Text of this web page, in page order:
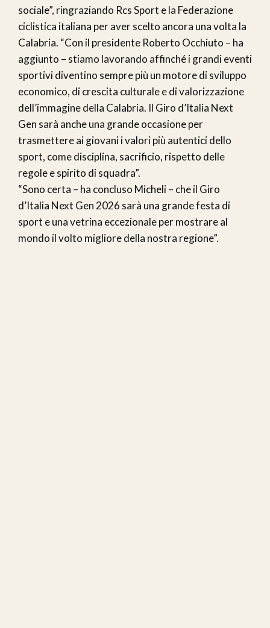
sociale”, ringraziando Rcs Sport e la Federazione
ciclistica italiana per aver scelto ancora una volta la
Calabria. “Con il presidente Roberto Occhiuto – ha
aggiunto – stiamo lavorando affinché i grandi eventi
sportivi diventino sempre più un motore di sviluppo
economico, di crescita culturale e di valorizzazione
dell’immagine della Calabria. Il Giro d’Italia Next
Gen sarà anche una grande occasione per
trasmettere ai giovani i valori più autentici dello
sport, come disciplina, sacrificio, rispetto delle
regole e spirito di squadra”.
“Sono certa – ha concluso Micheli – che il Giro
d’Italia Next Gen 2026 sarà una grande festa di
sport e una vetrina eccezionale per mostrare al
mondo il volto migliore della nostra regione”.